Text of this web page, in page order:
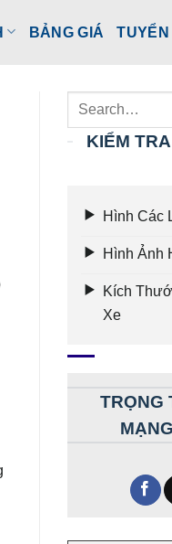
BẢNG GIÁ
KIỂM
Hình Các
Hình Ảnh
Kích
Xe
TRỌNG